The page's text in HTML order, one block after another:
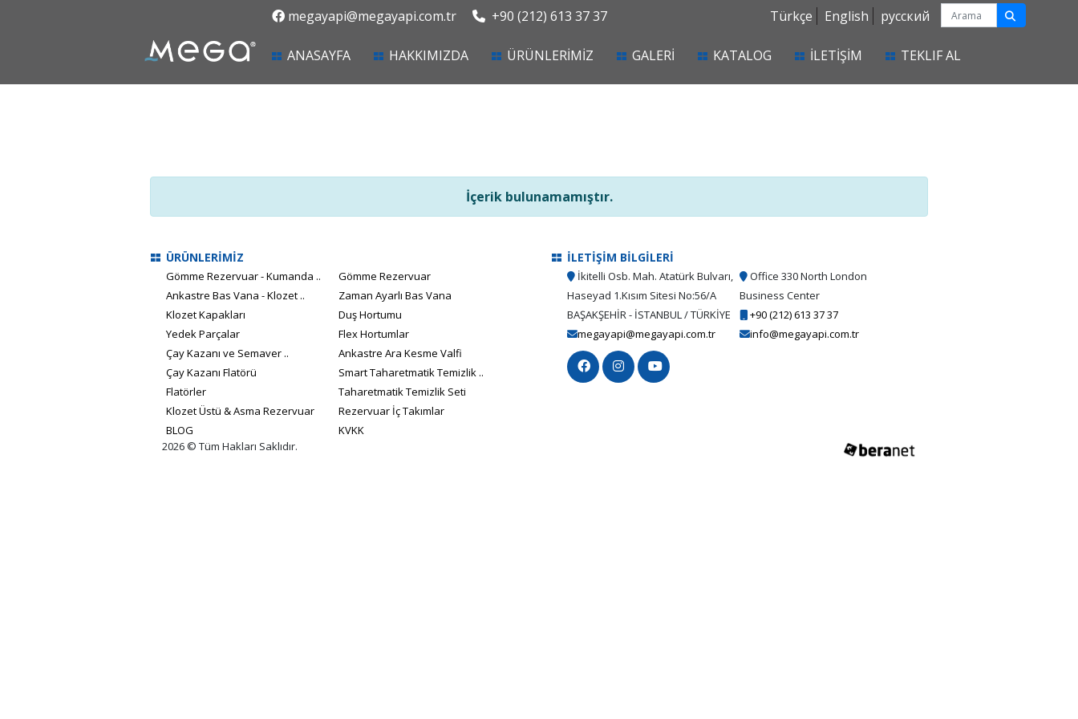
megayapi@megayapi.com.tr +90 (212) 613 37 37 Türkçe English русский
ANASAYFA(current)HAKKIMIZDA ÜRÜNLERİMİZ GALERİ KATALOG İLETİŞİM TEKLIF AL
İçerik bulunamamıştır.
ÜRÜNLERİMİZ
Gömme Rezervuar - Kumanda ..
Gömme Rezervuar
Ankastre Bas Vana - Klozet ..
Zaman Ayarlı Bas Vana
Klozet Kapakları
Duş Hortumu
Yedek Parçalar
Flex Hortumlar
Çay Kazanı ve Semaver ..
Ankastre Ara Kesme Valfi
Çay Kazanı Flatörü
Smart Taharetmatik Temizlik ..
Flatörler
Taharetmatik Temizlik Seti
Klozet Üstü & Asma Rezervuar
Rezervuar İç Takımlar
BLOG
KVKK
İLETİŞİM BİLGİLERİ
İkitelli Osb. Mah. Atatürk Bulvarı,
Haseyad 1.Kısım Sitesi No:56/A
BAŞAKŞEHİR - İSTANBUL / TÜRKİYE
Office 330 North London
Business Center
+90 (212) 613 37 37
megayapi@megayapi.com.tr
info@megayapi.com.tr
2026 © Tüm Hakları Saklıdır.